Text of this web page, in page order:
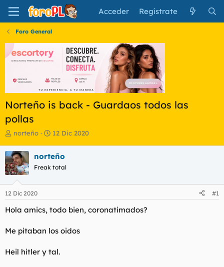
Acceder Regístrate
Foro General
Norteño is back - Guardaos todos las
pollas
I
i
c
i
a
d
o
d
l
e
norteño
F
h
a
e
i
i
12 Dic 2020
norteño
Freak total
12 Dic 2020 #1
Hola amics, todo bien, coronatimados?
Me pitaban los oidos
Heil hitler y tal.